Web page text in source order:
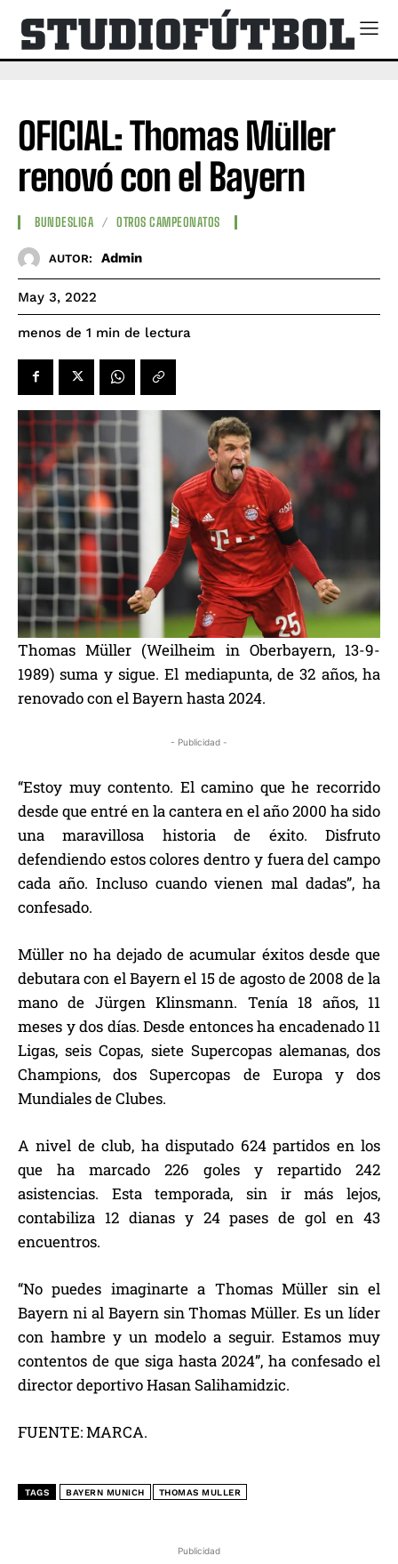
Publicidad
OFICIAL: Thomas Müller
renovó con el Bayern
BUNDESLIGA OTROS CAMPEONATOS
AUTOR: Admin
May 3, 2022
menos de 1 min de lectura
Thomas Müller (Weilheim in Oberbayern, 13-9-
1989) suma y sigue. El mediapunta, de 32 años, ha
renovado con el Bayern hasta 2024.
- Publicidad -
“Estoy muy contento. El camino que he recorrido
desde que entré en la cantera en el año 2000 ha sido
una maravillosa historia de éxito. Disfruto
defendiendo estos colores dentro y fuera del campo
cada año. Incluso cuando vienen mal dadas”, ha
confesado.
Müller no ha dejado de acumular éxitos desde que
debutara con el Bayern el 15 de agosto de 2008 de la
mano de Jürgen Klinsmann. Tenía 18 años, 11
meses y dos días. Desde entonces ha encadenado 11
Ligas, seis Copas, siete Supercopas alemanas, dos
Champions, dos Supercopas de Europa y dos
Mundiales de Clubes.
A nivel de club, ha disputado 624 partidos en los
que ha marcado 226 goles y repartido 242
asistencias. Esta temporada, sin ir más lejos,
contabiliza 12 dianas y 24 pases de gol en 43
encuentros.
“No puedes imaginarte a Thomas Müller sin el
Bayern ni al Bayern sin Thomas Müller. Es un líder
con hambre y un modelo a seguir. Estamos muy
contentos de que siga hasta 2024”, ha confesado el
director deportivo Hasan Salihamidzic.
FUENTE: MARCA.
TAGS BAYERN MUNICH THOMAS MULLER